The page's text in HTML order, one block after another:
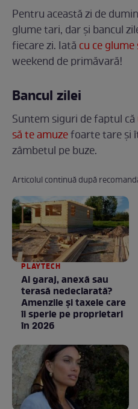
Pentru această zi de
glume tari, dar și bancul
fiecare zi. Iată cu ce
weekend de primăvară!
Bancul zilei
Suntem siguri de faptul că
să te amuzefoarte tare și
zâmbetul pe buze.
Articolul continuă după
PLAYTECH
Ai garaj, anexă sau
terasă nedeclarată?
Amenzile și taxele care
îi sperie pe proprietari
în 2026